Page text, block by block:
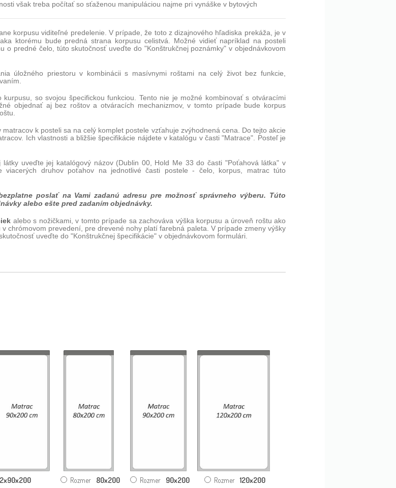
však treba počítať so sťaženou manipuláciou najme pri vynáške v bytových
korpusu viditeľné predelenie. V prípade, že toto z dizajnového hľadiska prekáža, je v
ktorému bude predná strana korpusu celistvá. Možné vidieť napríklad na posteli
o predné čelo, túto skutočnosť uveďte do "Konštrukčnej poznámky" v objednávkovom
úložného priestoru v kombinácii s masívnymi roštami na celý život bez funkcie,
so svojou špecifickou funkciou. Tento nie je možné kombinovať s otváracími
objednať aj bez roštov a otváracích mechanizmov, v tomto prípade bude korpus
k posteli sa na celý komplet postele vzťahuje zvýhodnená cena. Do tejto akcie
Ich vlastnosti a bližšie špecifikácie nájdete v katalógu v časti "Matrace". Posteľ je
látky uveďte jej katalógový názov (Dublin 00, Hold Me 33 do časti "Poťahová látka" v
viacerých druhov poťahov na jednotlivé časti postele - čelo, korpus, matrac túto
poslať na Vami zadanú adresu pre možnosť správneho výberu. Túto
alebo ešte pred zadaním objednávky.
alebo s nožičkami, v tomto prípade sa zachováva výška korpusu a úroveň roštu ako
chrómovom prevedení, pre drevené nohy platí farebná paleta. V prípade zmeny výšky
uveďte do "Konštrukčnej špecifikácie" v objednávkovom formulári.
2x90x200 Rozmer 80x200 Rozmer 90x200 Rozmer 120x200